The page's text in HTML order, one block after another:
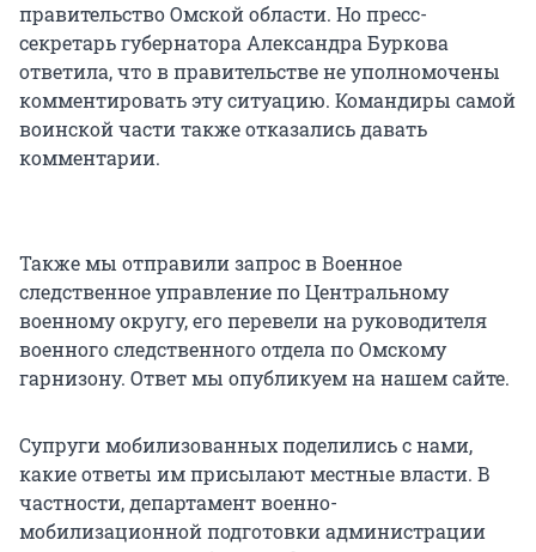
правительство Омской области. Но пресс-
секретарь губернатора Александра Буркова
ответила, что в правительстве не уполномочены
комментировать эту ситуацию. Командиры самой
воинской части также отказались давать
комментарии.
Также мы отправили запрос в Военное
следственное управление по Центральному
военному округу, его перевели на руководителя
военного следственного отдела по Омскому
гарнизону. Ответ мы опубликуем на нашем сайте.
Супруги мобилизованных поделились с нами,
какие ответы им присылают местные власти. В
частности, департамент военно-
мобилизационной подготовки администрации